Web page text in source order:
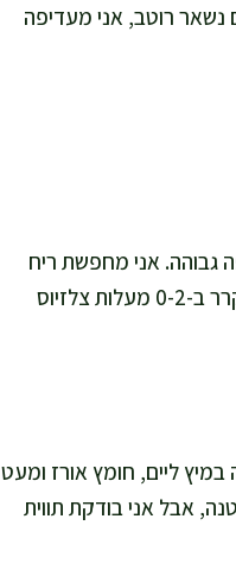
נשאר רוטב, אני מעדיפה
גבוהה. אני מחפשת ריח
עדין ונקי, בשר מבריק ולא דביק, וצבע אחיד ללא כתמים אפורים. אני שומרת את הדג במקרר ב-0-2 מעלות צלזיוס
ליים, חומץ אורז ומעט
אבל אני בודקת תווית